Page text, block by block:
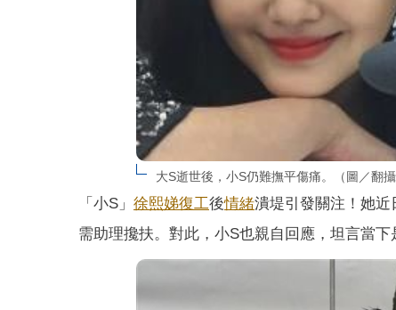
大S逝世後，小S仍難撫平傷痛。（圖／翻攝
「小S」 徐熙娣復工後情緒潰堤引發關注！她
需助理攙扶。對此，小S也親自回應，坦言當下